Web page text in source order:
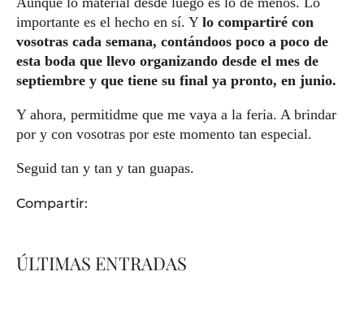
importante es el hecho en sí. Y lo compartiré con
vosotras cada semana, contándoos poco a poco de
esta boda que llevo organizando desde el mes de
septiembre y que tiene su final ya pronto, en junio.
Y ahora, permitidme que me vaya a la feria. A brindar
por y con vosotras por este momento tan especial.
Seguid tan y tan y tan guapas.
Compartir:
ÚLTIMAS ENTRADAS